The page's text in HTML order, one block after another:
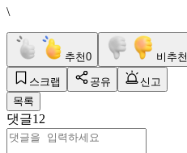
\
추천0 비추천
스크랩 공유
신고
목록
댓글12